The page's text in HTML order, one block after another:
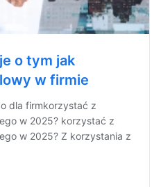
o tym jak
w firmie
dla firmkorzystać z
w 2025? korzystać z
w 2025? Z korzystania z